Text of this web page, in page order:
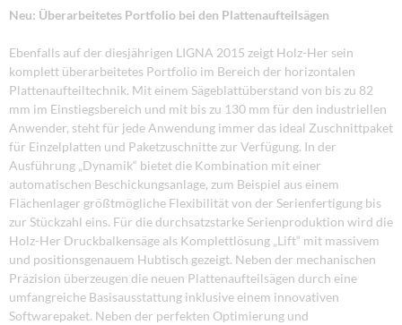
Neu: Überarbeitetes Portfolio bei den Plattenaufteilsägen
Ebenfalls auf der diesjährigen LIGNA 2015 zeigt Holz-Her sein
komplett überarbeitetes Portfolio im Bereich der horizontalen
Plattenaufteiltechnik. Mit einem Sägeblattüberstand von bis zu 82
mm im Einstiegsbereich und mit bis zu 130 mm für den industriellen
Anwender, steht für jede Anwendung immer das ideal Zuschnittpaket
für Einzelplatten und Paketzuschnitte zur Verfügung. In der
Ausführung „Dynamik“ bietet die Kombination mit einer
automatischen Beschickungsanlage, zum Beispiel aus einem
Flächenlager größtmögliche Flexibilität von der Serienfertigung bis
zur Stückzahl eins. Für die durchsatzstarke Serienproduktion wird die
Holz-Her Druckbalkensäge als Komplettlösung „Lift“ mit massivem
und positionsgenauem Hubtisch gezeigt. Neben der mechanischen
Präzision überzeugen die neuen Plattenaufteilsägen durch eine
umfangreiche Basisausstattung inklusive einem innovativen
Softwarepaket. Neben der perfekten Optimierung und